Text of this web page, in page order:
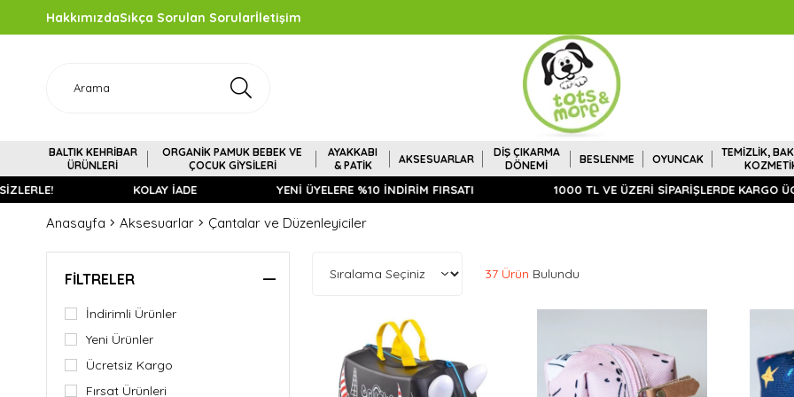
HakkımızdaSıkça Sorulan Sorularİletişim
BALTIK KEHRİBAR
ÜRÜNLERİ
ORGANİK PAMUK BEBEK VE
ÇOCUK GİYSİLERİ
AYAKKABI
& PATİK
AKSESUARLAR
DİŞ ÇIKARMA
DÖNEMİ
BESLENME OYUNCAK
TEMİZLİK,
KOLAY İADE YENİ ÜYELERE %10 İNDİRİM FIRSATI 1000 TL VE ÜZERİ SİPARİŞLERDE KARGO
Anasayfa Aksesuarlar Çantalar ve Düzenleyiciler
FILTRELER
İndirimli Ürünler
Yeni Ürünler
Ücretsiz Kargo
Fırsat Ürünleri
37 Ürün